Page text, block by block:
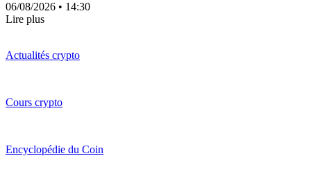
06/08/2026 • 14:30
Lire plus
Actualités crypto
Cours crypto
Encyclopédie du Coin